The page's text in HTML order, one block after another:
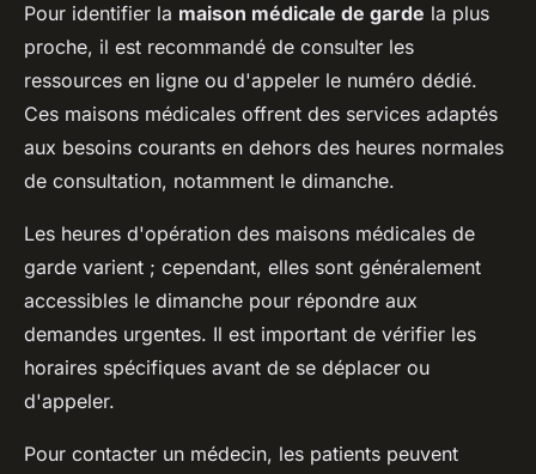
Pour identifier la maison médicale de garde la plus
proche, il est recommandé de consulter les
ressources en ligne ou d'appeler le numéro dédié.
Ces maisons médicales offrent des services adaptés
aux besoins courants en dehors des heures normales
de consultation, notamment le dimanche.
Les heures d'opération des maisons médicales de
garde varient ; cependant, elles sont généralement
accessibles le dimanche pour répondre aux
demandes urgentes. Il est important de vérifier les
horaires spécifiques avant de se déplacer ou
d'appeler.
Pour contacter un médecin, les patients peuvent